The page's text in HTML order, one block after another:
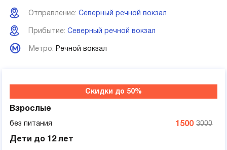
Отправление: Северный речной вокзал
Прибытие: Северный речной вокзал
Метро: Речной вокзал
Скидки до 50%
Взрослые
без питания 3000
1500
Дети до 12 лет